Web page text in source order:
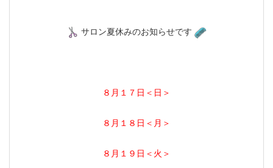
サロン夏休みのお知らせです
８月１７日＜日＞
８月１８日＜月＞
８月１９日＜火＞